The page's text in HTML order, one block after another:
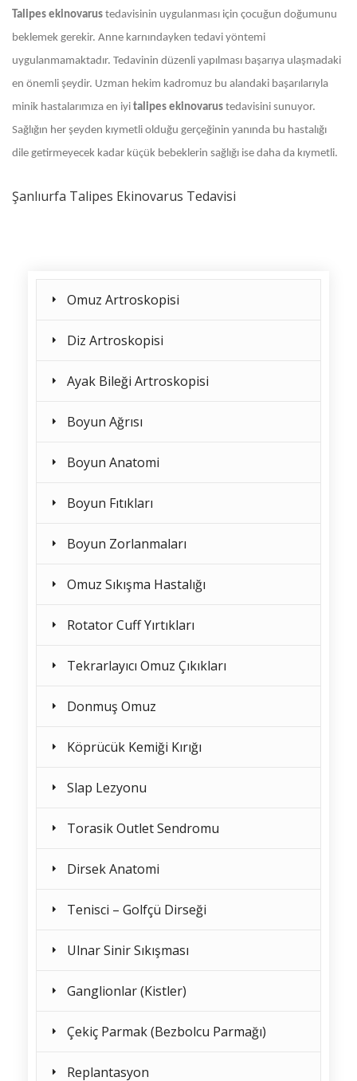
Talipes ekinovarus tedavisinin uygulanması için çocuğun doğumunu
beklemek gerekir. Anne karnındayken tedavi yöntemi
uygulanmamaktadır. Tedavinin düzenli yapılması başarıya ulaşmadaki
en önemli şeydir. Uzman hekim kadromuz bu alandaki başarılarıyla
minik hastalarımıza en iyi talipes ekinovarus tedavisini sunuyor.
Sağlığın her şeyden kıymetli olduğu gerçeğinin yanında bu hastalığı
dile getirmeyecek kadar küçük bebeklerin sağlığı ise daha da kıymetli.
Şanlıurfa Talipes Ekinovarus Tedavisi
Omuz Artroskopisi
Diz Artroskopisi
Ayak Bileği Artroskopisi
Boyun Ağrısı
Boyun Anatomi
Boyun Fıtıkları
Boyun Zorlanmaları
Omuz Sıkışma Hastalığı
Rotator Cuff Yırtıkları
Tekrarlayıcı Omuz Çıkıkları
Donmuş Omuz
Köprücük Kemiği Kırığı
Slap Lezyonu
Torasik Outlet Sendromu
Dirsek Anatomi
Tenisci – Golfçü Dirseği
Ulnar Sinir Sıkışması
Ganglionlar (Kistler)
Çekiç Parmak (Bezbolcu Parmağı)
Replantasyon